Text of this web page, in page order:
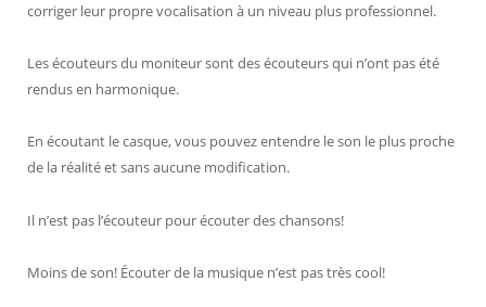
corriger leur propre vocalisation à un niveau plus professionnel.
Les écouteurs du moniteur sont des écouteurs qui n’ont pas été
rendus en harmonique.
En écoutant le casque, vous pouvez entendre le son le plus proche
de la réalité et sans aucune modification.
Il n’est pas l’écouteur pour écouter des chansons!
Moins de son! Écouter de la musique n’est pas très cool!